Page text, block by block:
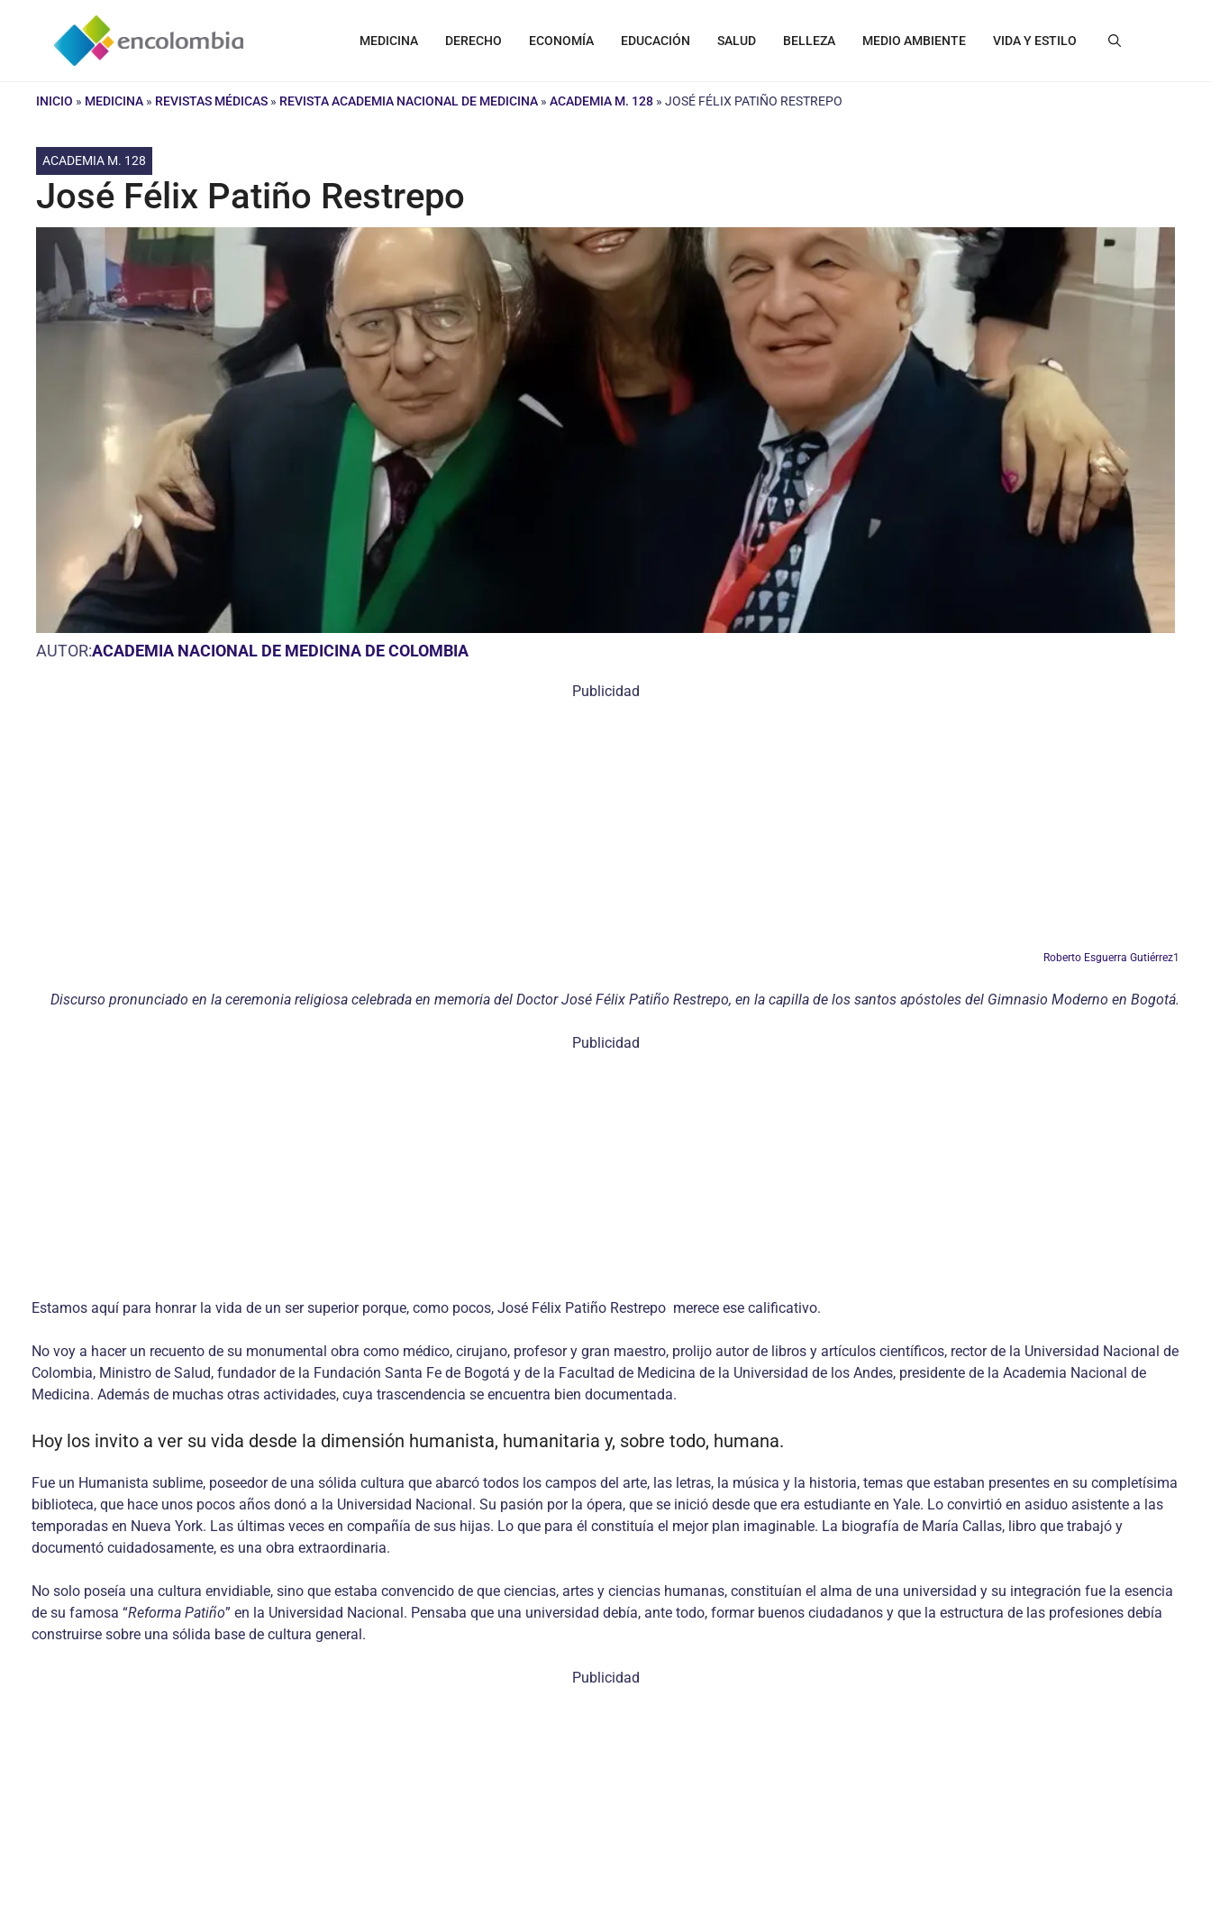
contenido
MEDICINA DERECHO ECONOMÍA EDUCACIÓN SALUD BELLEZA MEDIO AMBIENTE VIDA Y ESTILO
INICIO » MEDICINA » REVISTAS MÉDICAS » REVISTA ACADEMIA NACIONAL DE MEDICINA » ACADEMIA M. 128 » JOSÉ FÉLIX PATIÑO RESTREPO
ACADEMIA M. 128
José Félix Patiño Restrepo
AUTOR:ACADEMIA NACIONAL DE MEDICINA DE COLOMBIA
Publicidad
Roberto Esguerra Gutiérrez1
Discurso pronunciado en la ceremonia religiosa celebrada en memoria del Doctor José Félix Patiño Restrepo, en la capilla de los santos apóstoles del Gimnasio Moderno en Bogotá.
Publicidad
Estamos aquí para honrar la vida de un ser superior porque, como pocos, José Félix Patiño Restrepo merece ese calificativo.
No voy a hacer un recuento de su monumental obra como médico, cirujano, profesor y gran maestro, prolijo autor de libros y artículos científicos, rector de la Universidad Nacional de
Colombia, Ministro de Salud, fundador de la Fundación Santa Fe de Bogotá y de la Facultad de Medicina de la Universidad de los Andes, presidente de la Academia Nacional de
Medicina. Además de muchas otras actividades, cuya trascendencia se encuentra bien documentada.
Hoy los invito a ver su vida desde la dimensión humanista, humanitaria y, sobre todo, humana.
Fue un Humanista sublime, poseedor de una sólida cultura que abarcó todos los campos del arte, las letras, la música y la historia, temas que estaban presentes en su completísima
biblioteca, que hace unos pocos años donó a la Universidad Nacional. Su pasión por la ópera, que se inició desde que era estudiante en Yale. Lo convirtió en asiduo asistente a las
temporadas en Nueva York. Las últimas veces en compañía de sus hijas. Lo que para él constituía el mejor plan imaginable. La biografía de María Callas, libro que trabajó y
documentó cuidadosamente, es una obra extraordinaria.
No solo poseía una cultura envidiable, sino que estaba convencido de que ciencias, artes y ciencias humanas, constituían el alma de una universidad y su integración fue la esencia
de su famosa “Reforma Patiño” en la Universidad Nacional. Pensaba que una universidad debía, ante todo, formar buenos ciudadanos y que la estructura de las profesiones debía
construirse sobre una sólida base de cultura general.
Publicidad